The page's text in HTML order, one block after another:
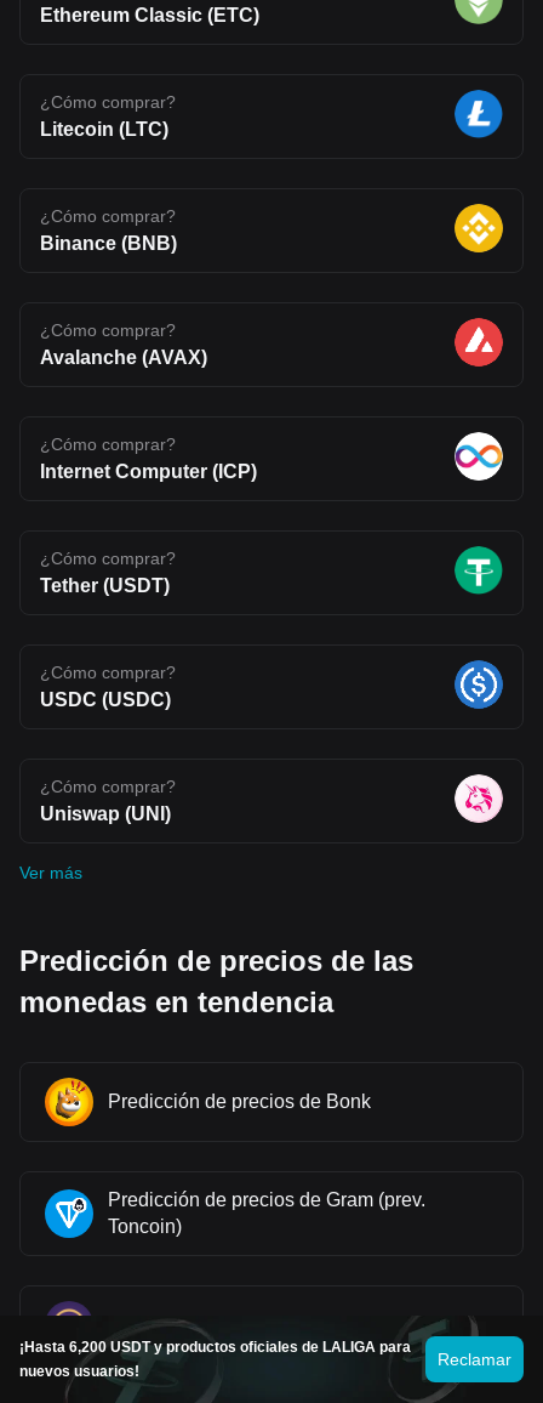
Ethereum Classic (ETC)
¿Cómo comprar?
Litecoin (LTC)
¿Cómo comprar?
Binance (BNB)
¿Cómo comprar?
Avalanche (AVAX)
¿Cómo comprar?
Internet Computer (ICP)
¿Cómo comprar?
Tether (USDT)
¿Cómo comprar?
USDC (USDC)
¿Cómo comprar?
Uniswap (UNI)
Ver más
Predicción de precios de las
monedas en tendencia
Predicción de precios de Bonk
Predicción de precios de Gram (prev.
Toncoin)
Predicción de precios de Pi
¡Hasta 6,200 USDT y productos oficiales de LALIGA para
nuevos usuarios!
Reclamar